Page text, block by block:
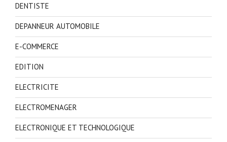
DENTISTE
DEPANNEUR AUTOMOBILE
E-COMMERCE
EDITION
ELECTRICITE
ELECTROMENAGER
ELECTRONIQUE ET TECHNOLOGIQUE